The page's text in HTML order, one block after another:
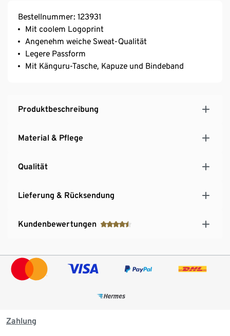
Bestellnummer: 123931
Mit coolem Logoprint
Angenehm weiche Sweat-Qualität
Legere Passform
Mit Känguru-Tasche, Kapuze und Bindeband
Produktbeschreibung
Material & Pflege
Qualität
Lieferung & Rücksendung
Kundenbewertungen
Zahlung